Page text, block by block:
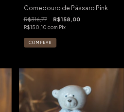
Comedouro de Pássaro Pink
R$316,77 R$158,00
R$150,10 com Pix